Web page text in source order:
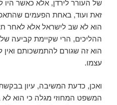
של העורר לירדן, אלא כאשר היו
זאת ועוד, באחת הפעמים
הוא לא שב לישראל אלא לאחר
ההליכים, הרי שקיימת קביעה
הוא זה שגורם להתמשכותם ואין
עצמו.
ואכן, כדעת המשיבה, עיון
המשפט המחוזי מגלה כי הוא